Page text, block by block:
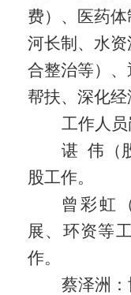
费）、医药体
河长制、水
合整治等）
帮扶、深化经
工作人
谌 伟（
股工作。
曾彩虹
展、环资等
作。
蔡泽洲：